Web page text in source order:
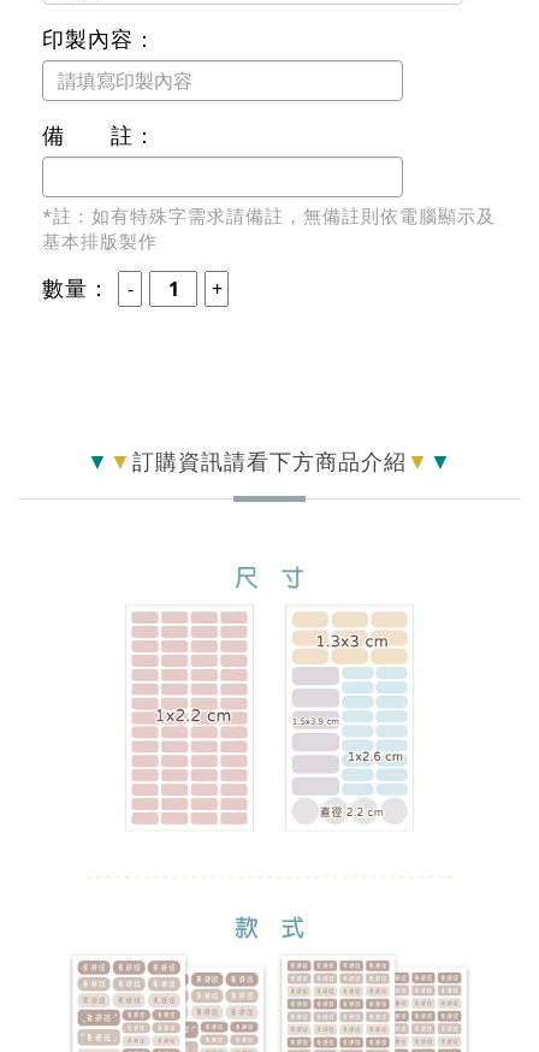
印製內容：
備 註：
*註：如有特殊字需求請備註，無備註則依電腦顯示及
基本排版製作
數量：
▼ ▼ 訂購資訊請看下方商品介紹 ▼ ▼